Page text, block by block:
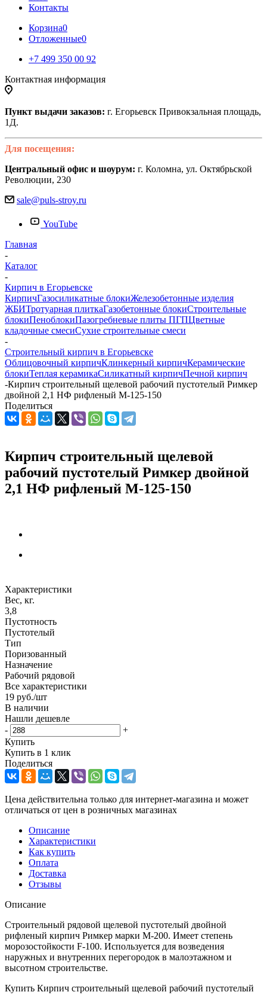
Контакты
Корзина0
Отложенные0
+7 499 350 00 92
Контактная информация
Пункт выдачи заказов: г. Егорьевск Привокзальная площадь,
1Д.
Для посещения:
Центральный офис и шоурум: г. Коломна, ул. Октябрьской
Революции, 230
sale@puls-stroy.ru
YouTube
Главная
-
Каталог
-
Кирпич в Егорьевске
КирпичГазосиликатные блокиЖелезобетонные изделия
ЖБИТротуарная плиткаГазобетонные блокиСтроительные
блокиПеноблокиПазогребневые плиты ПГПЦветные
кладочные смесиСухие строительные смеси
-
Строительный кирпич в Егорьевске
Облицовочный кирпичКлинкерный кирпичКерамические
блокиТеплая керамикаСиликатный кирпичПечной кирпич
-Кирпич строительный щелевой рабочий пустотелый Римкер
двойной 2,1 НФ рифленый М-125-150
Поделиться
Кирпич строительный щелевой
рабочий пустотелый Римкер двойной
2,1 НФ рифленый М-125-150
Характеристики
Вес, кг.
3,8
Пустотность
Пустотелый
Тип
Поризованный
Назначение
Рабочий рядовой
Все характеристики
19 руб./шт
В наличии
Нашли дешевле
-
+
Купить
Купить в 1 клик
Поделиться
Цена действительна только для интернет-магазина и может
отличаться от цен в розничных магазинах
Описание
Характеристики
Как купить
Оплата
Доставка
Отзывы
Описание
Строительный рядовой щелевой пустотелый двойной
рифленый кирпич Римкер марки М-200. Имеет степень
морозостойкости F-100. Используется для возведения
наружных и внутренних перегородок в малоэтажном и
высотном строительстве.
Купить Кирпич строительный щелевой рабочий пустотелый